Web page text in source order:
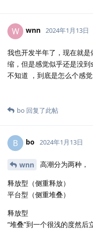
W wnn 2024年1月13日
我也开发半年了，现在就
缩，但是感觉似乎还是没
不知道 ，到底是怎么个感
bo 回复了此帖
B bo 2024年1月13日
wnn 高潮分为两种，
释放型（侧重释放）
平台型（侧重堆叠）
释放型
“堆叠”到一个很浅的度然后